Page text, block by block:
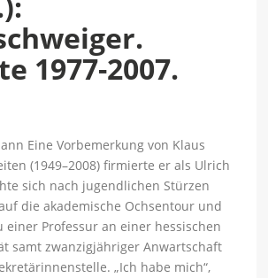
1977-2007.
Eine Vorbemerkung von Klaus
(1949–2008) firmierte er als Ulrich
sich nach jugendlichen Stürzen
die akademische Ochsentour und
einer Professur an einer hessischen
samt zwanzigjähriger Anwartschaft
„Ich habe mich“,